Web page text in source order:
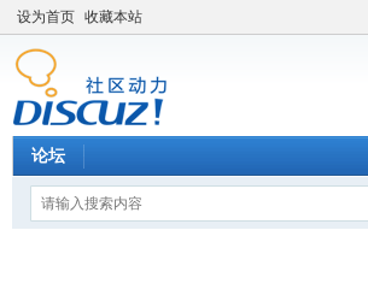
设为首页 收藏本站
论坛